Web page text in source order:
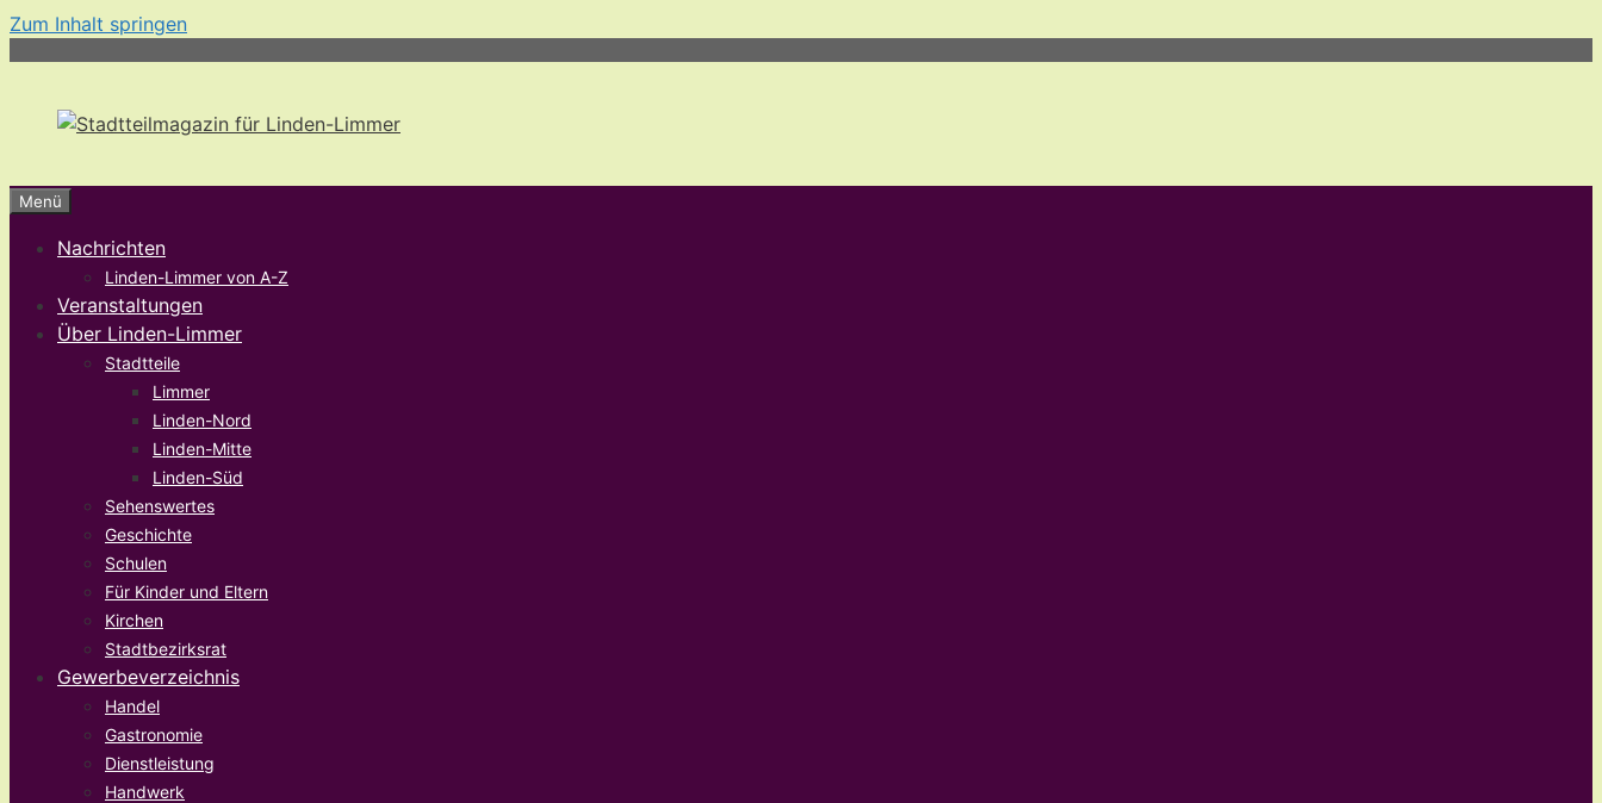
Zum Inhalt springen
Menü
Nachrichten
Linden-Limmer von A-Z
Veranstaltungen
Über Linden-Limmer
Stadtteile
Limmer
Linden-Nord
Linden-Mitte
Linden-Süd
Sehenswertes
Geschichte
Schulen
Für Kinder und Eltern
Kirchen
Stadtbezirksrat
Gewerbeverzeichnis
Handel
Gastronomie
Dienstleistung
Handwerk